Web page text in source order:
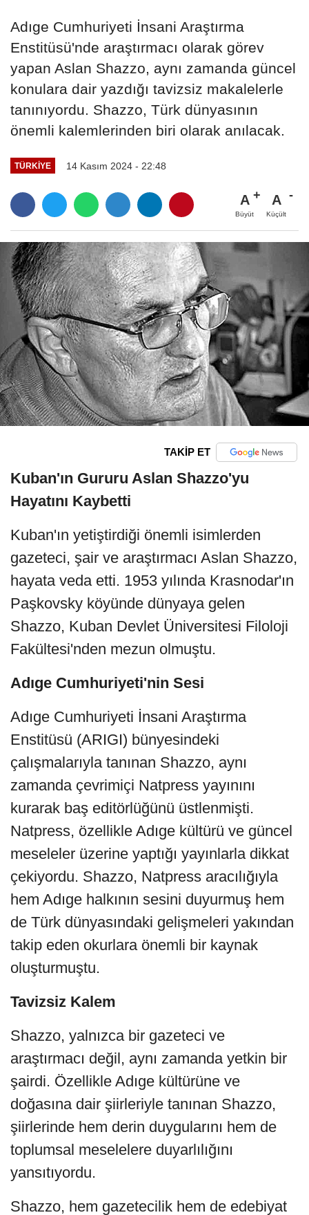
Adıge Cumhuriyeti İnsani Araştırma
Enstitüsü'nde araştırmacı olarak görev
yapan Aslan Shazzo, aynı zamanda güncel
konulara dair yazdığı tavizsiz makalelerle
tanınıyordu. Shazzo, Türk dünyasının
önemli kalemlerinden biri olarak anılacak.
TÜRKIYE 14 Kasım 2024 - 22:48
A
Büyüt
A
Küçült
TAKİP ET
Kuban'ın Gururu Aslan Shazzo'yu
Hayatını Kaybetti
Kuban'ın yetiştirdiği önemli isimlerden
gazeteci, şair ve araştırmacı Aslan Shazzo,
hayata veda etti. 1953 yılında Krasnodar'ın
Paşkovsky köyünde dünyaya gelen
Shazzo, Kuban Devlet Üniversitesi Filoloji
Fakültesi'nden mezun olmuştu.
Adıge Cumhuriyeti'nin Sesi
Adıge Cumhuriyeti İnsani Araştırma
Enstitüsü (ARIGI) bünyesindeki
çalışmalarıyla tanınan Shazzo, aynı
zamanda çevrimiçi Natpress yayınını
kurarak baş editörlüğünü üstlenmişti.
Natpress, özellikle Adıge kültürü ve güncel
meseleler üzerine yaptığı yayınlarla dikkat
çekiyordu. Shazzo, Natpress aracılığıyla
hem Adıge halkının sesini duyurmuş hem
de Türk dünyasındaki gelişmeleri yakından
takip eden okurlara önemli bir kaynak
oluşturmuştu.
Tavizsiz Kalem
Shazzo, yalnızca bir gazeteci ve
araştırmacı değil, aynı zamanda yetkin bir
şairdi. Özellikle Adıge kültürüne ve
doğasına dair şiirleriyle tanınan Shazzo,
şiirlerinde hem derin duygularını hem de
toplumsal meselelere duyarlılığını
yansıtıyordu.
Shazzo, hem gazetecilik hem de edebiyat